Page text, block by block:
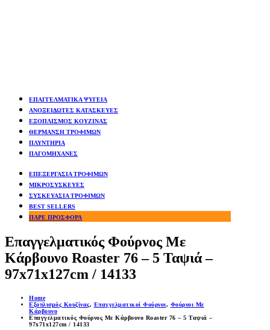
ΕΠΑΓΓΕΛΜΑΤΙΚΑ ΨΥΓΕΙΑ
ΑΝΟΞΕΙΔΩΤΕΣ ΚΑΤΑΣΚΕΥΕΣ
ΕΞΟΠΛΙΣΜΟΣ ΚΟΥΖΙΝΑΣ
ΘΕΡΜΑΝΣΗ ΤΡΟΦΙΜΩΝ
ΠΛΥΝΤΗΡΙΑ
ΠΑΓΟΜΗΧΑΝΕΣ
ΕΠΕΞΕΡΓΑΣΙΑ ΤΡΟΦΙΜΩΝ
ΜΙΚΡΟΣΥΣΚΕΥΕΣ
ΣΥΣΚΕΥΑΣΙΑ ΤΡΟΦΙΜΩΝ
BEST SELLERS
ΠΑΡΕ ΠΡΟΣΦΟΡΑ
Επαγγελματικός Φούρνος Mε
Kάρβουνο Roaster 76 – 5 Ταψιά –
97x71x127cm / 14133
Home
Εξοπλισμός Κουζίνας, Επαγγελματικοί Φούρνοι, Φούρνοι Με
Κάρβουνο
Επαγγελματικός Φούρνος Mε Kάρβουνο Roaster 76 – 5 Ταψιά –
97x71x127cm / 14133